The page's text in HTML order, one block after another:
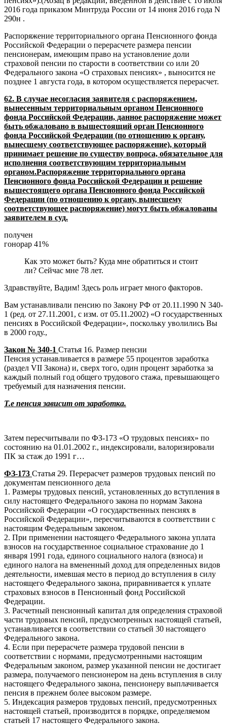
2016 года приказом Минтруда России от 14 июня 2016 года N
290н .
Распоряжение территориального органа Пенсионного фонда
Российской Федерации о перерасчете размера пенсии
пенсионерам, имеющим право на установление доли
страховой пенсии по старости в соответствии со или 20
Федерального закона «О страховых пенсиях» , выносится не
позднее 1 августа года, в котором осуществляется перерасчет.
62. В случае несогласия заявителя с распоряжением,
вынесенным территориальным органом Пенсионного
фонда Российской Федерации, данное распоряжение может
быть обжаловано в вышестоящий орган Пенсионного
фонда Российской Федерации (по отношению к органу,
вынесшему соответствующее распоряжение), который
принимает решение по существу вопроса, обязательное для
исполнения соответствующим территориальным
органом.Распоряжение территориального органа
Пенсионного фонда Российской Федерации и решение
вышестоящего органа Пенсионного фонда Российской
Федерации (по отношению к органу, вынесшему
соответствующее распоряжение) могут быть обжалованы
заявителем в суд.
получен
гонорар 41%
Как это может быть? Куда мне обратиться и стоит
ли? Сейчас мне 78 лет.
Здравствуйте, Вадим! Здесь роль играет много факторов.
Вам устанавливали пенсию по Закону РФ от 20.11.1990 N 340-
1 (ред. от 27.11.2001, с изм. от 05.11.2002) «О государственных
пенсиях в Российской Федерации», поскольку уволились Вы
в 2000 году.,
Закон № 340-1 Статья 16. Размер пенсии
Пенсия устанавливается в размере 55 процентов заработка
(раздел VII Закона) и, сверх того, один процент заработка за
каждый полный год общего трудового стажа, превышающего
требуемый для назначения пенсии.
Т.е пенсия зависит от заработка.
Затем пересчитывали по ФЗ-173 «О трудовых пенсиях» по
состоянию на 01.01.2002 г., индексировали, валоризировали
ПК за стаж до 1991 г…
ФЗ-173 Статья 29. Перерасчет размеров трудовых пенсий по
документам пенсионного дела
1. Размеры трудовых пенсий, установленных до вступления в
силу настоящего Федерального закона по нормам Закона
Российской Федерации «О государственных пенсиях в
Российской Федерации», пересчитываются в соответствии с
настоящим Федеральным законом.
2. При применении настоящего Федерального закона уплата
взносов на государственное социальное страхование до 1
января 1991 года, единого социального налога (взноса) и
единого налога на вмененный доход для определенных видов
деятельности, имевшая место в период до вступления в силу
настоящего Федерального закона, приравнивается к уплате
страховых взносов в Пенсионный фонд Российской
Федерации.
3. Расчетный пенсионный капитал для определения страховой
части трудовых пенсий, предусмотренных настоящей статьей,
устанавливается в соответствии со статьей 30 настоящего
Федерального закона.
4. Если при перерасчете размера трудовой пенсии в
соответствии с нормами, предусмотренными настоящим
Федеральным законом, размер указанной пенсии не достигает
размера, получаемого пенсионером на день вступления в силу
настоящего Федерального закона, пенсионеру выплачивается
пенсия в прежнем более высоком размере.
5. Индексация размеров трудовых пенсий, предусмотренных
настоящей статьей, производится в порядке, определяемом
статьей 17 настоящего Федерального закона.